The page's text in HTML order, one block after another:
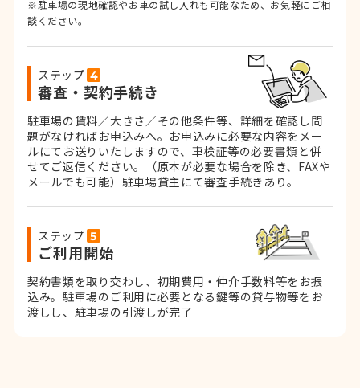
※駐車場の現地確認やお車の試し入れも可能なため、お気軽にご相
談ください。
ステップ
審査・契約手続き
駐車場の賃料／大きさ／その他条件等、詳細を確認し問
題がなければお申込みへ。お申込みに必要な内容をメー
ルにてお送りいたしますので、車検証等の必要書類と併
せてご返信ください。
（原本が必要な場合を除き、FAXや
メールでも可能） 駐車場貸主にて審査手続きあり。
ステップ
ご利用開始
契約書類を取り交わし、初期費用・仲介手数料等をお振
込み。駐車場のご利用に必要となる鍵等の貸与物等をお
渡しし、駐車場の引渡しが完了